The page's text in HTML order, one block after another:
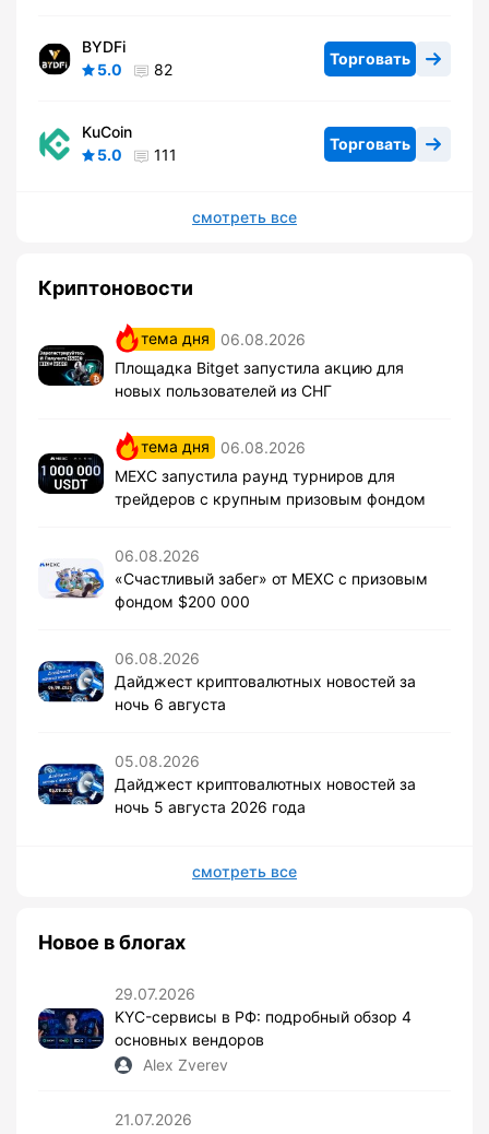
BYDFi
5.0
82
Торговать
KuCoin
5.0
111
Торговать
смотреть все
Криптоновости
тема дня
06.08.2026
Площадка Bitget запустила акцию для
новых пользователей из СНГ
тема дня
06.08.2026
MEXC запустила раунд турниров для
трейдеров с крупным призовым фондом
06.08.2026
«Счастливый забег» от MEXC с призовым
фондом $200 000
06.08.2026
Дайджест криптовалютных новостей за
ночь 6 августа
05.08.2026
Дайджест криптовалютных новостей за
ночь 5 августа 2026 года
смотреть все
Новое в блогах
29.07.2026
KYC-сервисы в РФ: подробный обзор 4
основных вендоров
Alex Zverev
21.07.2026